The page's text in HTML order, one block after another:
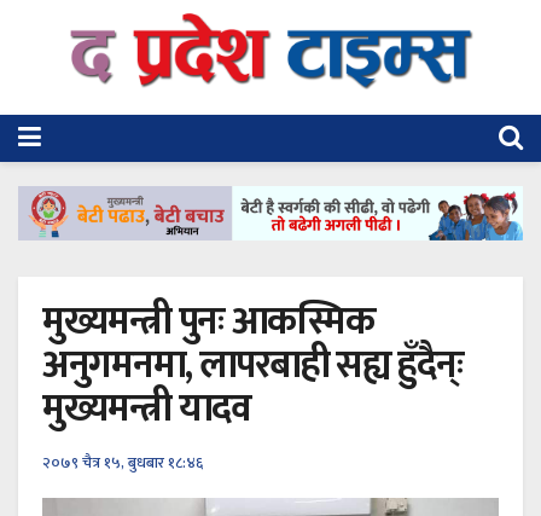
मुख्यमन्त्री पुनः आकस्मिक
अनुगमनमा, लापरबाही सह्य हुँदैन्ः
मुख्यमन्त्री यादव
२०७९ चैत्र १५, बुधबार १८:४६